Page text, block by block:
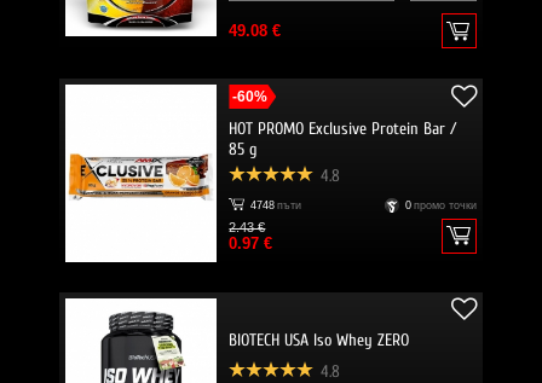
49.08 €
-60%
HOT PROMO Exclusive Protein Bar /
85 g
4.8
4748 пъти 0 промо точки
2.43 €
0.97 €
BIOTECH USA Iso Whey ZERO
4.8